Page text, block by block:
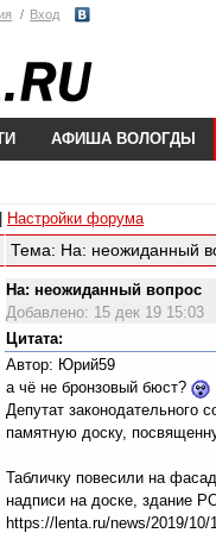
Вход
АФИША ВОЛОГДЫ
Настройки форума
Тема: На: неожиданный
На: неожиданный вопрос
Добавлено: 15 дек 19 15:03
Цитата:
Автор: Юрий59
а чё не бронзовый бюст?
Депутат законодательного
памятную доску,
Табличку повесили на
надписи на доске, здание
https://lenta.ru/news/2019/10/